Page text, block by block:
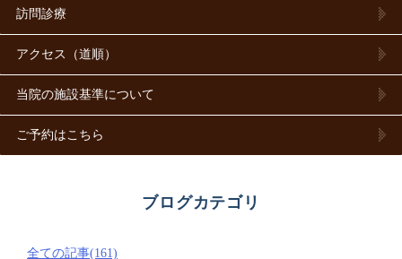
訪問診療
アクセス（道順）
当院の施設基準について
ご予約はこちら
ブログカテゴリ
全ての記事(161)